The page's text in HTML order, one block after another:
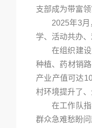
支部成为带富领
2025年3
学、活动共办、
在组织建
种植、药材销
产业产值可达
村环境提升了
在工作队
群众急难愁盼问